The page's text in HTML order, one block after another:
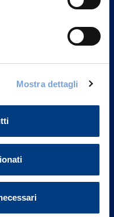
Mostra dettagli